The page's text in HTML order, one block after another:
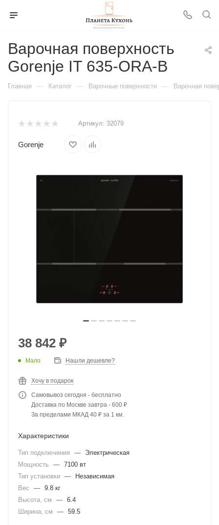
Варочная поверхность
Gorenje IT 635-ORA-B
Главная — Каталог — Варочные поверхности — Варочная
Артикул: 32079
Gorenje
38 842 ₽
Мало Нашли дешевле?
Хочу в подарок
Самовывоз сегодня - бесплатно
Доставка по Москве завтра - 600 ₽
За пределами МКАД 40 ₽ за 1 км.
Характеристики
Тип подключения —
Электрическая
Мощность
— 7100 вт
Тип установки —
Независимая
Вес
— 9.8 кг
Высота, см
— 6.4
Ширина, см
— 59.5